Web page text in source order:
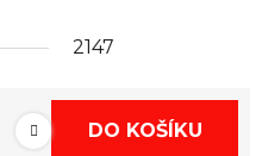
2147
DO KOŠÍKU